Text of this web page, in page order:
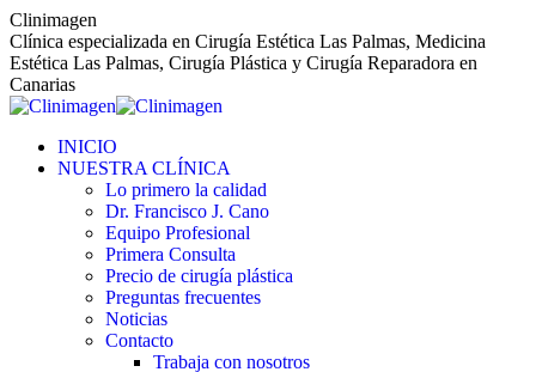
Saltar
al
contenido
Clinimagen
Clínica especializada en Cirugía Estética Las Palmas, Medicina
Estética Las Palmas, Cirugía Plástica y Cirugía Reparadora en
Canarias
INICIO
NUESTRA CLÍNICA
Lo primero la calidad
Dr. Francisco J. Cano
Equipo Profesional
Primera Consulta
Precio de cirugía plástica
Preguntas frecuentes
Noticias
Contacto
Trabaja con nosotros